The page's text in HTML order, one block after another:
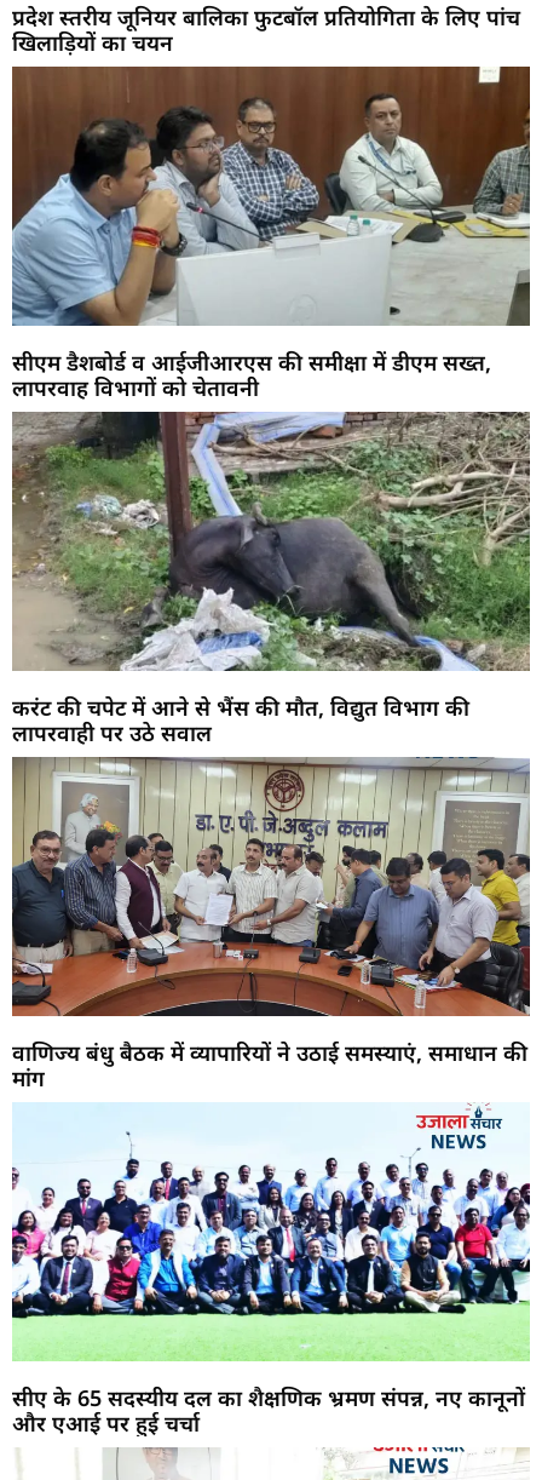
प्रदेश स्तरीय जूनियर बालिका फुटबॉल प्रतियोगिता के लिए पांच
खिलाड़ियों का चयन
सीएम डैशबोर्ड व आईजीआरएस की समीक्षा में डीएम सख्त,
लापरवाह विभागों को चेतावनी
करंट की चपेट में आने से भैंस की मौत, विद्युत विभाग की
लापरवाही पर उठे सवाल
वाणिज्य बंधु बैठक में व्यापारियों ने उठाई समस्याएं, समाधान की
मांग
सीए के 65 सदस्यीय दल का शैक्षणिक भ्रमण संपन्न, नए कानूनों
और एआई पर हुई चर्चा